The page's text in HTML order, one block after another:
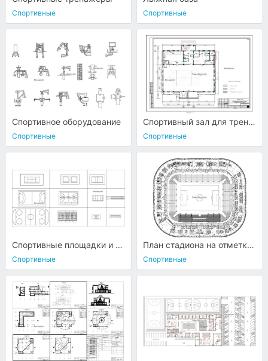
Спортивные Спортивные
Спортивное оборудование
Спортивные
Спортивный зал для тренировочных занятий по борьбе
Спортивные
Спортивные площадки и поля
Спортивные
План стадиона на отметке +17850
Спортивные